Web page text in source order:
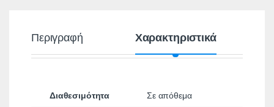
Περιγραφή Χαρακτηριστικά
Διαθεσιμότητα Σε απόθεμα